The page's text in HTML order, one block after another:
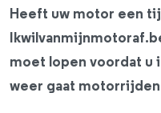
Heeft uw motor een
moet lopen voordat u
weer gaat